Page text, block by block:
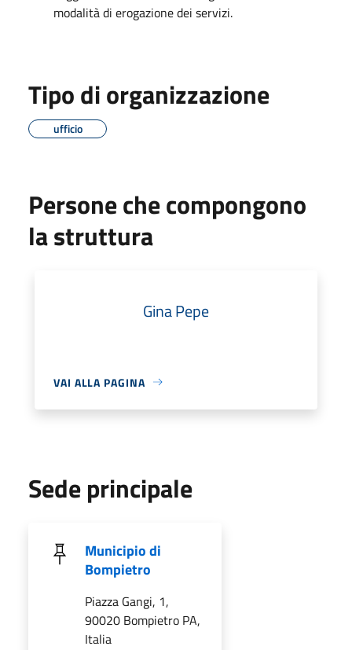
modalità di erogazione dei servizi.
Tipo di organizzazione
ufficio
Persone che compongono
la struttura
Gina Pepe
VAI ALLA PAGINA
Sede principale
Municipio di
Bompietro
Piazza Gangi, 1,
90020 Bompietro PA,
Italia